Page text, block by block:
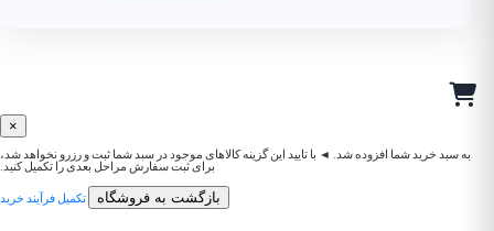
به سبد خرید شما افزوده شد. ◄ با تایید این گزینه کالاهای موجود در سبد شما ثبت و رزرو نخواهد شد،
برای ثبت سفارش مراحل بعدی را تکمیل کنید.
بازگشت به فروشگاه تکمیل فرآیند خرید